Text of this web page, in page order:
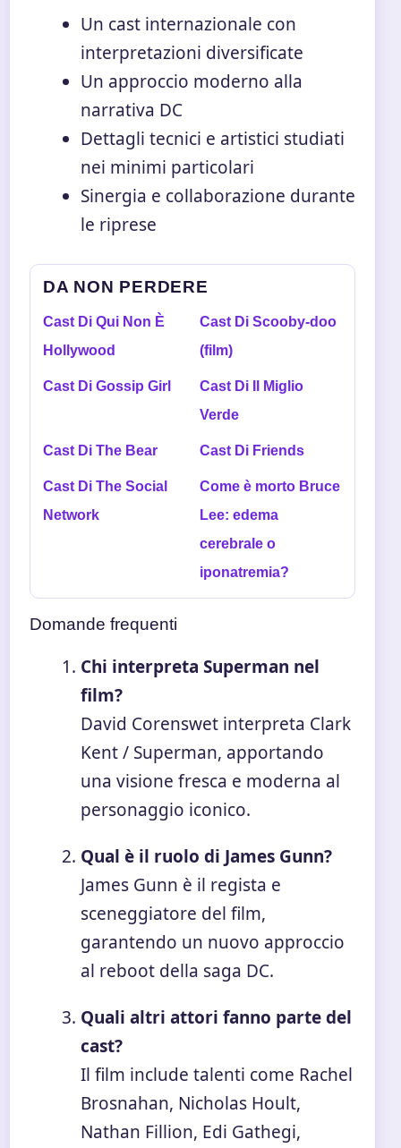
Un cast internazionale con
interpretazioni diversificate
Un approccio moderno alla
narrativa DC
Dettagli tecnici e artistici studiati
nei minimi particolari
Sinergia e collaborazione durante
le riprese
DA NON PERDERE
Cast Di Qui Non È
Hollywood
Cast Di Scooby-doo
(film)
Cast Di Gossip Girl
Cast Di Il Miglio
Verde
Cast Di The Bear Cast Di Friends
Cast Di The Social
Network
Come è morto Bruce
Lee: edema
cerebrale o
iponatremia?
Domande frequenti
Chi interpreta Superman nel
film?
David Corenswet interpreta Clark
Kent / Superman, apportando
una visione fresca e moderna al
personaggio iconico.
Qual è il ruolo di James Gunn?
James Gunn è il regista e
sceneggiatore del film,
garantendo un nuovo approccio
al reboot della saga DC.
Quali altri attori fanno parte del
cast?
Il film include talenti come Rachel
Brosnahan, Nicholas Hoult,
Nathan Fillion, Edi Gathegi,